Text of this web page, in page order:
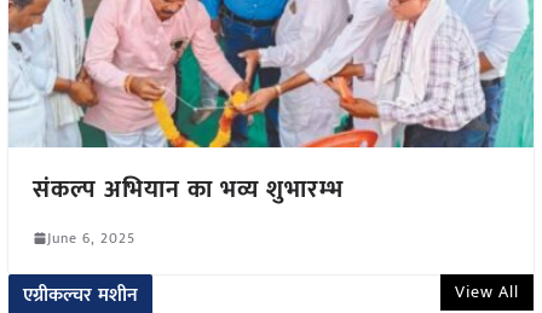
संकल्प अभियान का भव्य शुभारम्भ
June 6, 2025
एग्रीकल्चर मशीन View All